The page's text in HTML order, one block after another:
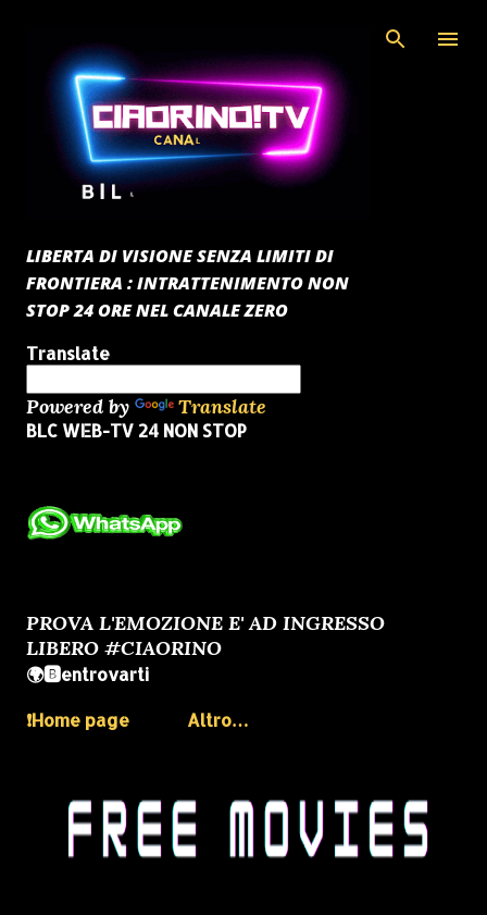
LIBERTA DI VISIONE SENZA LIMITI DI
FRONTIERA : INTRATTENIMENTO NON
STOP 24 ORE NEL CANALE ZERO
Translate
Powered by Translate
BLC WEB-TV 24 NON STOP
PROVA L'EMOZIONE E' AD INGRESSO
LIBERO #CIAORINO
🌍🅱️entrovarti
❗️Home page
Altro…